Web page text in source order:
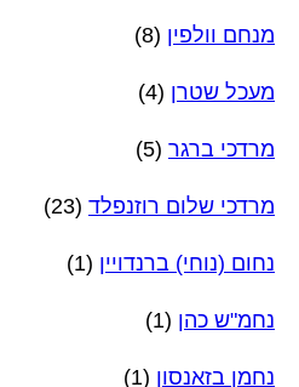
מנחם וולפין (8)
מעכל שטרן (4)
מרדכי ברגר (5)
מרדכי שלום רוזנפלד (23)
נחום (נוחי) ברנדויין (1)
נחמ"ש כהן (1)
נחמן בזאנסון (1)